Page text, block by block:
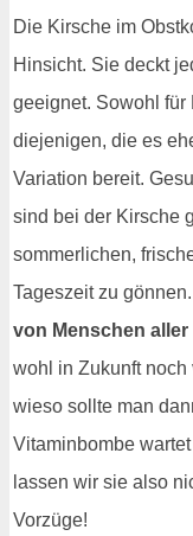
Die Kirsche im
Hinsicht. Sie deckt
geeignet. Sowohl für
diejenigen, die es
Variation bereit.
sind bei der Kirsche
sommerlichen,
Tageszeit zu gönnen.
von Menschen
wohl in Zukunft noch
wieso sollte man
Vitaminbombe
lassen wir sie also
Vorzüge!